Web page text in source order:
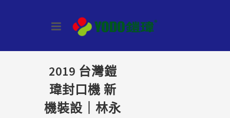
2019 台灣鎧
瑋封口機 新
機裝設｜林永